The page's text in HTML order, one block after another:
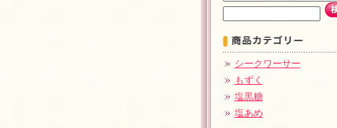
シークワーサー
もずく
塩黒糖
塩あめ